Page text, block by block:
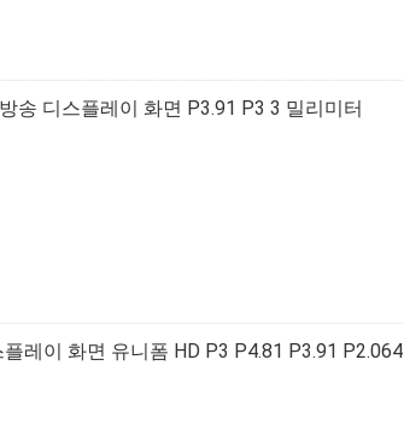
송 디스플레이 화면 P3.91 P3 3 밀리미터
레이 화면 유니폼 HD P3 P4.81 P3.91 P2.064